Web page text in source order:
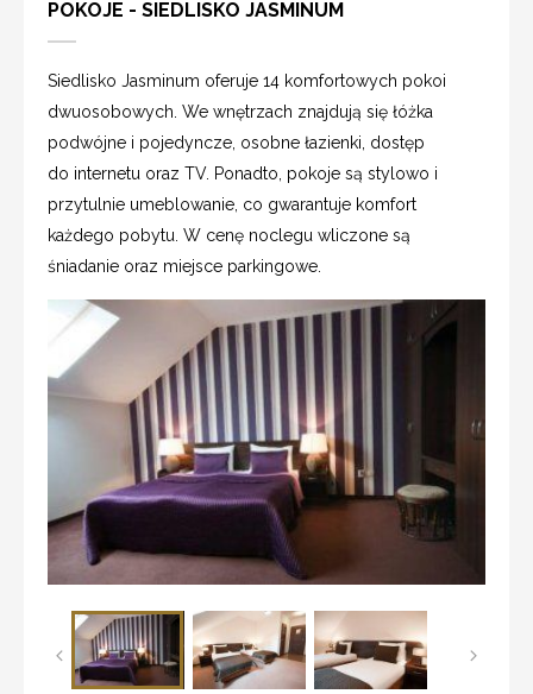
POKOJE - SIEDLISKO JASMINUM
Siedlisko Jasminum oferuje 14 komfortowych pokoi
dwuosobowych. We wnętrzach znajdują się łóżka
podwójne i pojedyncze, osobne łazienki, dostęp
do internetu oraz TV. Ponadto, pokoje są stylowo i
przytulnie umeblowanie, co gwarantuje komfort
każdego pobytu. W cenę noclegu wliczone są
śniadanie oraz miejsce parkingowe.